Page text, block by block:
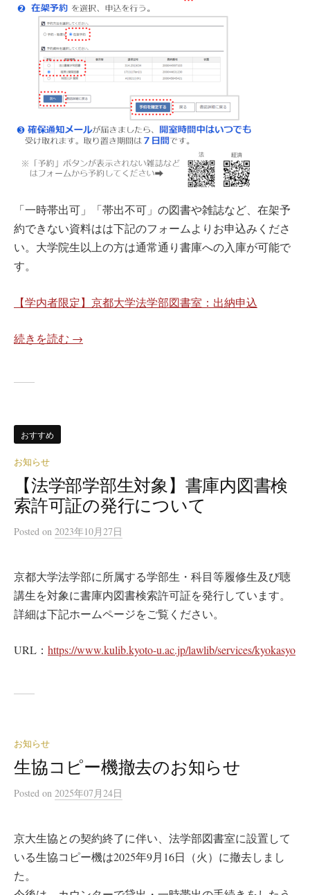
「一時帯出可」「帯出不可」の図書や雑誌など、在架予
約できない資料はは下記のフォームよりお申込みくださ
い。大学院生以上の方は通常通り書庫への入庫が可能で
す。
【学内者限定】京都大学法学部図書室：出納申込
続きを読む →
おすすめ
お知らせ
【法学部学部生対象】書庫内図書検
索許可証の発行について
Posted on 2023年10月27日
京都大学法学部に所属する学部生・科目等履修生及び聴
講生を対象に書庫内図書検索許可証を発行しています。
詳細は下記ホームページをご覧ください。
URL： https://www.kulib.kyoto-u.ac.jp/lawlib/services/kyokasyo
お知らせ
生協コピー機撤去のお知らせ
Posted on 2025年07月24日
京大生協との契約終了に伴い、法学部図書室に設置して
いる生協コピー機は2025年9月16日（火）に撤去しまし
た。